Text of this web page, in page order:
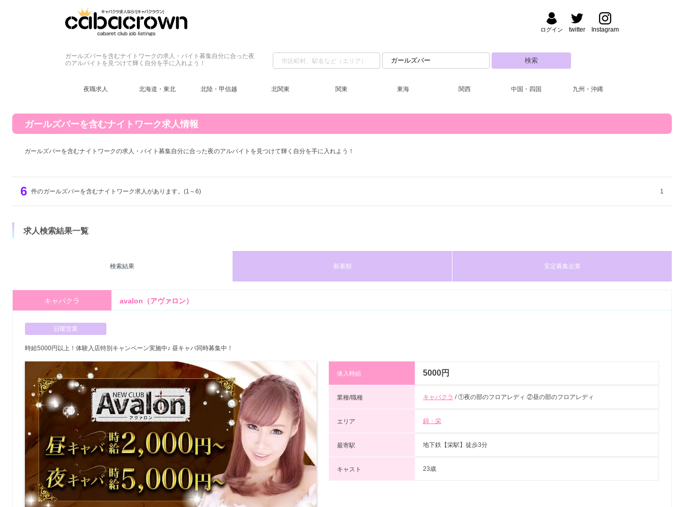
Instagram
twitter
ログイン
ガールズバーを含むナイトワークの求人・バイト募集自分に合った夜
のアルバイトを見つけて輝く自分を手に入れよう！
夜職求人 北海道・東北 北陸・甲信越 北関東 関東 東海 関西 中国・四国 九州・沖縄
ガールズバーを含むナイトワーク求人情報
ガールズバーを含むナイトワークの求人・バイト募集自分に合った夜のアルバイトを見つけて輝く自分を手に入れよう！
6 件のガールズバーを含むナイトワーク求人があります。(1～6) 1
求人検索結果一覧
検索結果 新着順 安定募集企業
キャバクラ avalon（アヴァロン）
日曜営業
時給5000円以上！体験入店特別キャンペーン実施中♪ 昼キャバ同時募集中！
体入時給 5000円
業種/職種 キャバクラ / ①夜の部のフロアレディ ②昼の部のフロアレディ
エリア 錦・栄
最寄駅 地下鉄【栄駅】徒歩3分
キャスト 23歳